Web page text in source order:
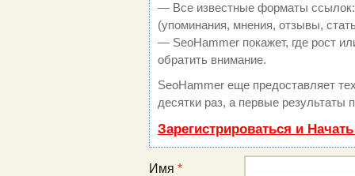
— Все известные форматы
(упоминания, мнения, отзывы,
— SeoHammer покажет, где рост
обратить внимание.
SeoHammer еще предоставляет
десятки раз, а первые результаты
Зарегистрироваться и
Имя *